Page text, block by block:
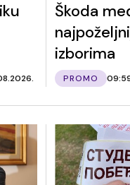
Škoda
izborima
PROMO